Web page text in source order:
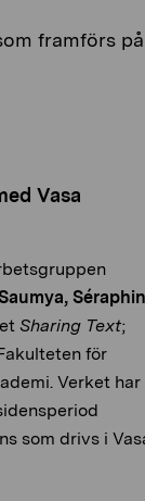
framförs på
Vasa
Séraphin
Sharing Text;
för
Verket har
som drivs i